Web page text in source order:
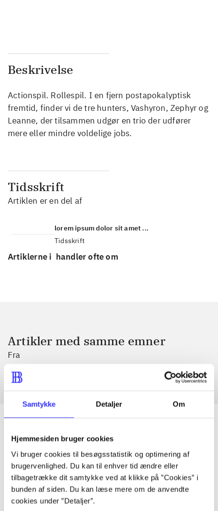
Samtykke Detaljer Om
Hjemmesiden bruger cookies
Vi bruger cookies til besøgsstatistik og optimering af
brugervenlighed. Du kan til enhver tid ændre eller
tilbagetrække dit samtykke ved at klikke på ”Cookies” i
bunden af siden. Du kan læse mere om de anvendte
cookies under ”Detaljer”.
Beskrivelse
Actionspil. Rollespil. I en fjern postapokalyptisk
fremtid, finder vi de tre hunters, Vashyron, Zephyr og
Leanne, der tilsammen udgør en trio der udfører
mere eller mindre voldelige jobs.
Tidsskrift
Artiklen er en del af
lorem ipsum dolor sit amet ...
Tidsskrift
Artiklerne i handler ofte om
Artikler med samme emner
Fra
Artikler
Alle registrerede artikler fordelt på udgivelser
...